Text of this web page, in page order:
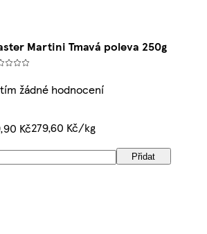
Martini Tmavá poleva 250g
žádné hodnocení
Kč279,60 Kč/kg
Přidat